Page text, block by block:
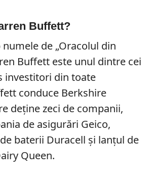
Buffett?
de „Oracolul din
Buffett este unul dintre cei
investitori din toate
conduce Berkshire
deține zeci de companii,
de asigurări Geico,
baterii Duracell și lanțul de
Queen.